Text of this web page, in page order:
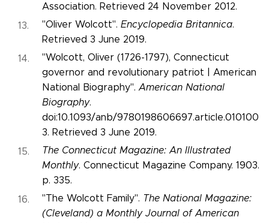
Association. Retrieved 24 November 2012.
"Oliver Wolcott". Encyclopedia Britannica.
Retrieved 3 June 2019.
"Wolcott, Oliver (1726-1797), Connecticut
governor and revolutionary patriot | American
National Biography".American National
Biography.
doi:10.1093/anb/9780198606697.article.010100
3. Retrieved 3 June 2019.
The Connecticut Magazine: An Illustrated
Monthly. Connecticut Magazine Company. 1903.
p. 335.
"The Wolcott Family". The National Magazine:
(Cleveland) a Monthly Journal of American